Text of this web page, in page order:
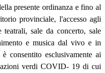
presente ordinanza e fino al
provinciale, l'accesso agli
sale da concerto, sale
e musica dal vivo e in
consentito esclusivamente ai
verdi COVID- 19 di cui